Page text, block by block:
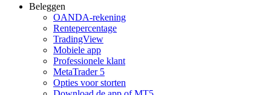
Beleggen
OANDA-rekening
Rentepercentage
TradingView
Mobiele app
Professionele klant
MetaTrader 5
Opties voor storten